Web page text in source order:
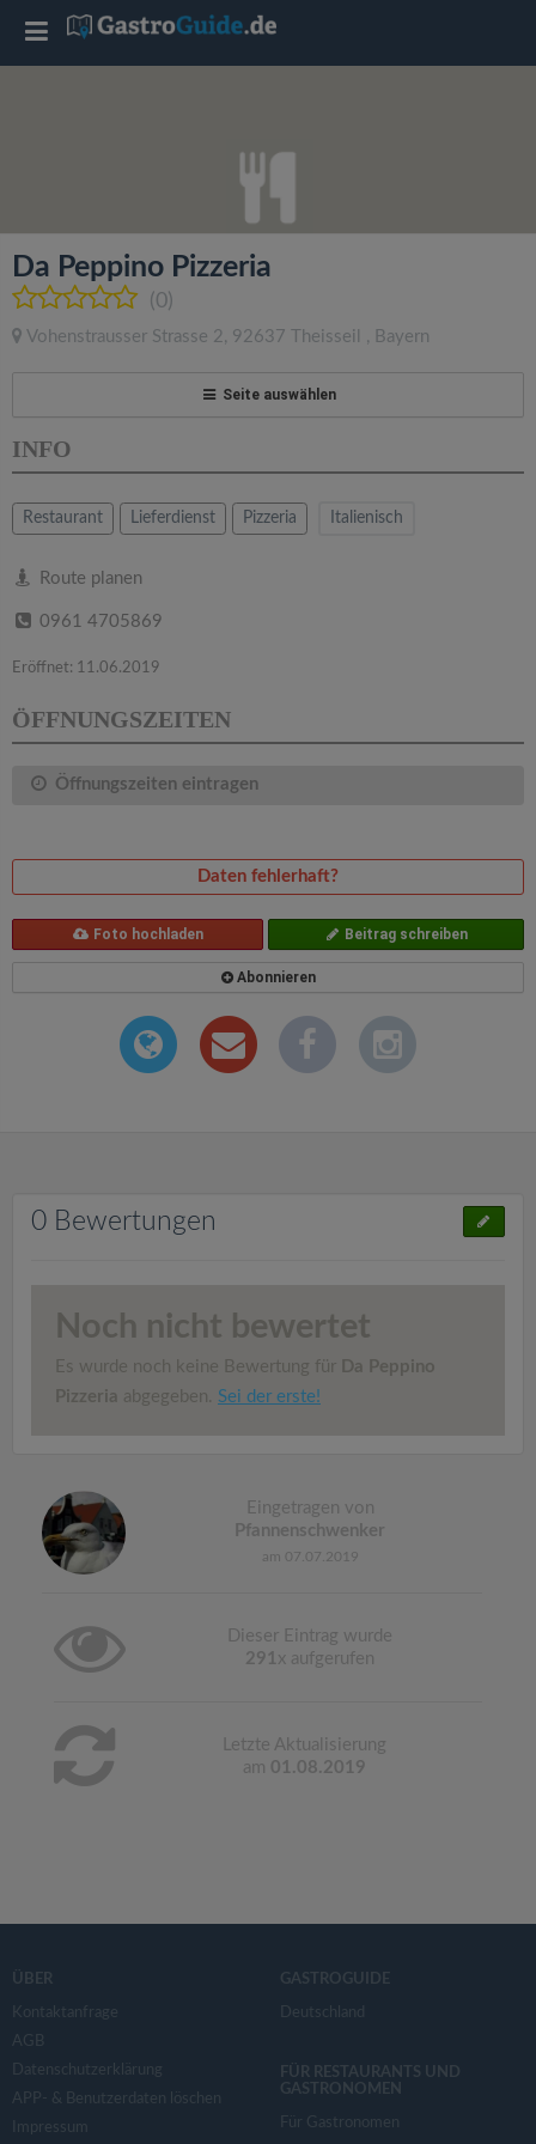
Da Peppino Pizzeria
(0)
Vohenstrausser Strasse 2, 92637 Theisseil , Bayern
Seite auswählen
INFO
Restaurant Lieferdienst Pizzeria Italienisch
Route planen
0961 4705869
Eröffnet: 11.06.2019
ÖFFNUNGSZEITEN
Öffnungszeiten eintragen
Daten fehlerhaft?
Foto hochladen Beitrag schreiben
Abonnieren
0 Bewertungen
Noch nicht bewertet
Es wurde noch keine Bewertung für Da Peppino
Pizzeria abgegeben. Sei der erste!
Eingetragen von
Pfannenschwenker
am 07.07.2019
Dieser Eintrag wurde
291 x aufgerufen
Letzte Aktualisierung
am 01.08.2019
ÜBER
Kontaktanfrage
AGB
Datenschutzerklärung
APP- & Benutzerdaten löschen
Impressum
GASTROGUIDE
Deutschland
FÜR RESTAURANTS UND
GASTRONOMEN
Für Gastronomen
T
l
e
a
v
g
a
o